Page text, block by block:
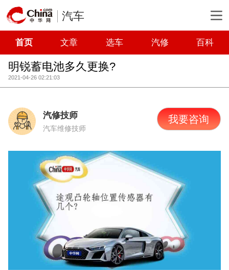
汽车
首页 文章 选车 汽修 百科
明锐蓄电池多久更换?
2021-04-26 02:21:03
汽修技师
汽车维修技师
我要咨询